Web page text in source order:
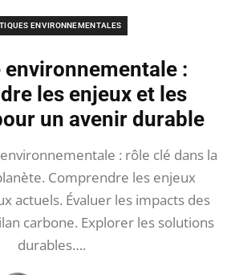
ENVIRONNEMENTALES
:
les enjeux et les
un avenir durable
: rôle clé dans la
Comprendre les enjeux
actuels. Évaluer les impacts des
carbone. Explorer les solutions
durables….